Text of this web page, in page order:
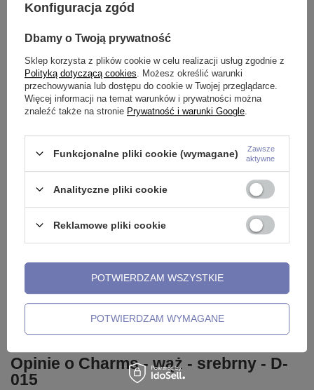
Tytanowa nakrętka złota z białą
cyrkonią - TNA-066
16,99 zł
Tytanowy kolczyk banan -
srebrny - gwint wewnętrzny -
TB-005
Potrzebujesz pomocy? Masz pytania?
Zadaj pytanie a my odpowiemy
niezwłocznie, najciekawsze
ZADAJ PYTANIE
Opinie o Charms - wąż - srebrny - D-
015
Konfiguracja zgód
Dbamy o Twoją prywatność
Sklep korzysta z plików cookie w celu realizacji usług zgodnie z
Polityką dotyczącą cookies . Możesz określić warunki
przechowywania lub dostępu do cookie w Twojej przeglądarce.
Więcej informacji na temat warunków i prywatności można
znaleźć także na stronie Prywatność i warunki Google
Funkcjonalne pliki cookie (wymagane)
Zawsze
aktywne
Analityczne pliki cookie
Reklamowe pliki cookie
POTWIERDZAM WYMAGANE
POTWIERDZAM WSZYSTKIE